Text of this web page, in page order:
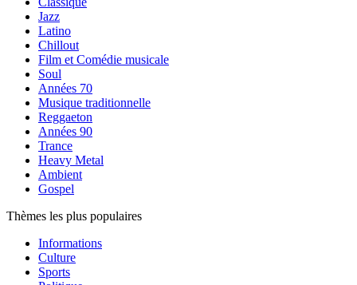
Jazz
Latino
Chillout
Film et Comédie musicale
Soul
Années 70
Musique traditionnelle
Reggaeton
Années 90
Trance
Heavy Metal
Ambient
Gospel
Thèmes les plus populaires
Informations
Culture
Sports